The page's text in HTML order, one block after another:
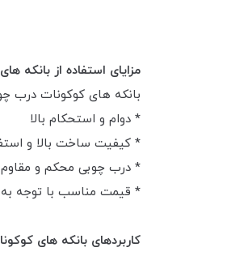
مزایای استفاده از بانکه
بانکه های کوکونات درب
* دوام و استحکام بالا
* کیفیت ساخت بالا و
* درب چوبی محکم و مقاوم
* قیمت مناسب با توجه به
کاربردهای بانکه های